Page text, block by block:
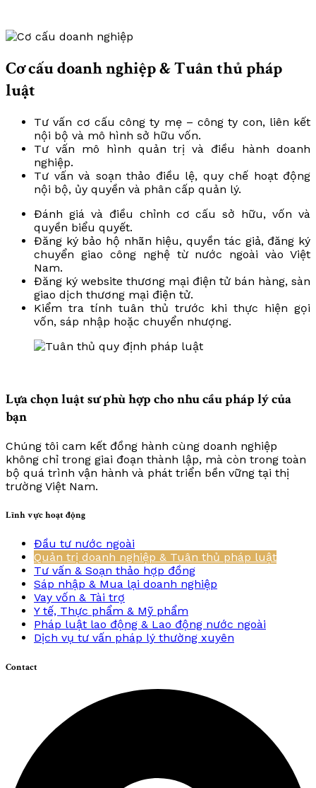
Cơ cấu doanh nghiệp & Tuân thủ pháp
luật
Tư vấn cơ cấu công ty mẹ – công ty con, liên kết
nội bộ và mô hình sở hữu vốn.
Tư vấn mô hình quản trị và điều hành doanh
nghiệp.
Tư vấn và soạn thảo điều lệ, quy chế hoạt động
nội bộ, ủy quyền và phân cấp quản lý.
Đánh giá và điều chỉnh cơ cấu sở hữu, vốn và
quyền biểu quyết.
Đăng ký bảo hộ nhãn hiệu, quyền tác giả, đăng ký
chuyển giao công nghệ từ nước ngoài vào Việt
Nam.
Đăng ký website thương mại điện tử bán hàng, sàn
giao dịch thương mại điện tử.
Kiểm tra tính tuân thủ trước khi thực hiện gọi
vốn, sáp nhập hoặc chuyển nhượng.
Lựa chọn luật sư phù hợp cho nhu cầu pháp lý của
bạn
Chúng tôi cam kết đồng hành cùng doanh nghiệp
không chỉ trong giai đoạn thành lập, mà còn trong toàn
bộ quá trình vận hành và phát triển bền vững tại thị
trường Việt Nam.
Lĩnh vực hoạt động
Đầu tư nước ngoài
Quản trị doanh nghiệp & Tuân thủ pháp luật
Tư vấn & Soạn thảo hợp đồng
Sáp nhập & Mua lại doanh nghiệp
Vay vốn & Tài trợ
Y tế, Thực phẩm & Mỹ phẩm
Pháp luật lao động & Lao động nước ngoài
Dịch vụ tư vấn pháp lý thường xuyên
Contact